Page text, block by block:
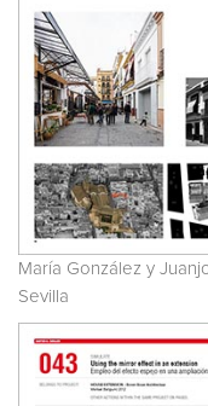
María González y
Sevilla